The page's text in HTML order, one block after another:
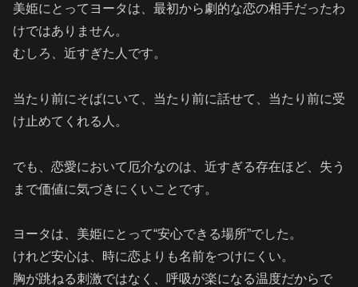
美姫にとってヨータは、最初から劇的な恋の相手だったわ
けではありません。
むしろ、近すぎた人です。
当たり前にそばにいて、当たり前に話せて、当たり前に受
け止めてくれる人。
でも、恋愛において厄介なのは、近すぎる存在ほど、失う
まで価値に気づきにくいことです。
ヨータは、美姫にとって“安心できる場所”でした。
けれど安心は、時に恋よりも名前をつけにくい。
胸が跳ねる刺激ではなく、呼吸が楽になる温度だからで